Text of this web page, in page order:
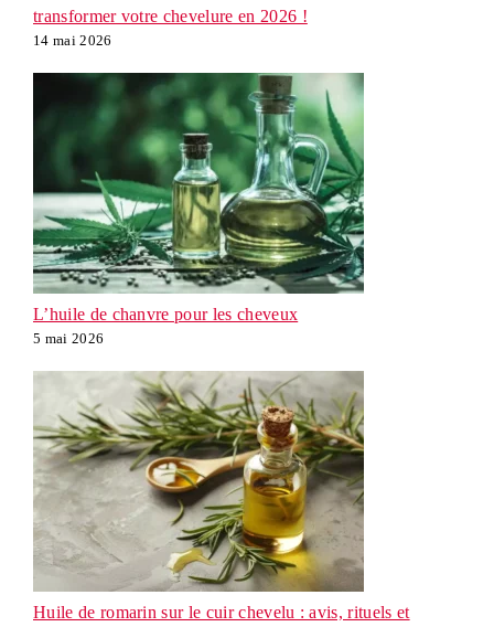
transformer votre chevelure en 2026 !
14 mai 2026
L’huile de chanvre pour les cheveux
5 mai 2026
Huile de romarin sur le cuir chevelu : avis, rituels et